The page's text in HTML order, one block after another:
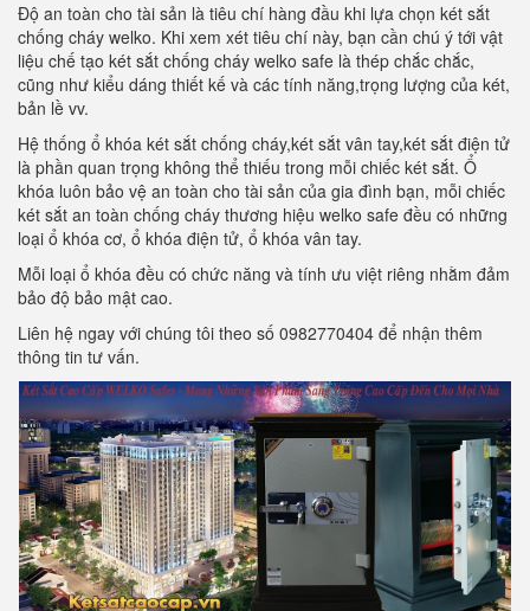
Độ an toàn cho tài sản là tiêu chí hàng đầu khi lựa chọn két sắt
chống cháy welko. Khi xem xét tiêu chí này, bạn cần chú ý tới vật
liệu chế tạo két sắt chống cháy welko safe là thép chắc chắc,
cũng như kiểu dáng thiết kế và các tính năng,trọng lượng của két,
bản lề vv.
Hệ thống ổ khóa két sắt chống cháy,két sắt vân tay,két sắt điện tử
là phần quan trọng không thể thiếu trong mỗi chiếc két sắt. Ổ
khóa luôn bảo vệ an toàn cho tài sản của gia đình bạn, mỗi chiếc
két sắt an toàn chống cháy thương hiệu welko safe đều có những
loại ổ khóa cơ, ổ khóa điện tử, ổ khóa vân tay.
Mỗi loại ổ khóa đều có chức năng và tính ưu việt riêng nhằm đảm
bảo độ bảo mật cao.
Liên hệ ngay với chúng tôi theo số 0982770404 để nhận thêm
thông tin tư vấn.